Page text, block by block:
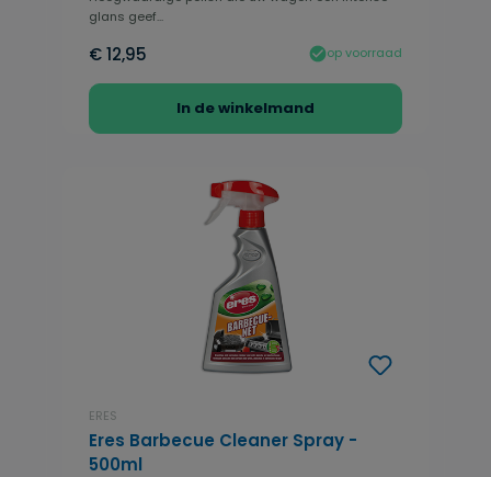
glans geef...
€ 12,95 op voorraad
In de winkelmand
ERES
Eres Barbecue Cleaner Spray -
500ml